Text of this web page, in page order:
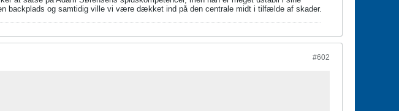
backplads og samtidig ville vi være dækket ind på den centrale midt i tilfælde af skader.
#602